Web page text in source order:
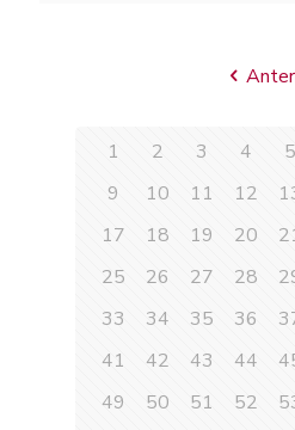
1 2 3 4 5
9
10 11 12
17
18 19 20
25
26 27 28
33
34 35 36
41
42 43 44
49
50 51 52